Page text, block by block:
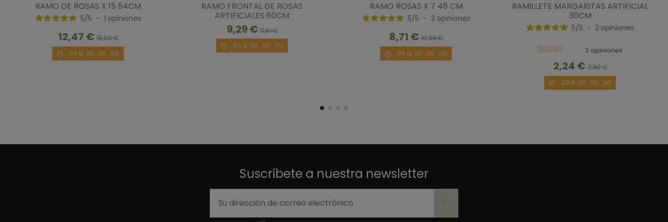
RAMO DE ROSAS X 15 54CM
5/5 - 1 opiniones
12,47 €15,59 €
00 d. 00 : 00 : 00
RAMO FRONTAL DE ROSAS
ARTIFICIALES 60CM
9,29 €11,61 €
00 d. 00 : 00 : 00
RAMO ROSAS X 7 48 CM
5/5 - 3 opiniones
8,71 € 10,89 €
00 d. 00 : 00 : 00
RAMILLETE MARGARITAS ARTIFICIAL
30CM
5/5 - 2 opiniones
2 opiniones
2,24 €2,80 €
00 d. 00 : 00 : 00
Suscríbete a nuestra newsletter